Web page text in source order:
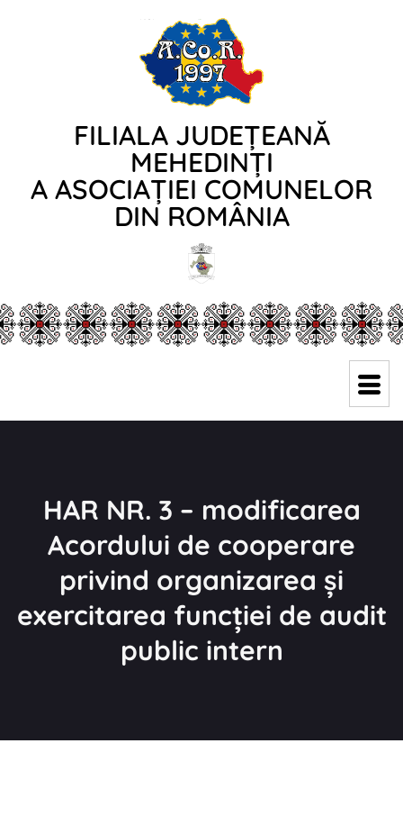
FILIALA JUDEȚEANĂ
MEHEDINȚI
A ASOCIAȚIEI COMUNELOR
DIN ROMÂNIA
HAR NR. 3 – modificarea
Acordului de cooperare
privind organizarea și
exercitarea funcției de audit
public intern